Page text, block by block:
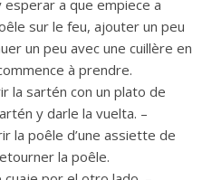
esperar a que empiece a
sur le feu, ajouter un peu
un peu avec une cuillère en
à prendre.
la sartén con un plato de
y darle la vuelta. –
la poêle d’une assiette de
la poêle.